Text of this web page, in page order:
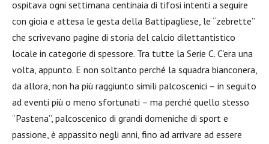
ospitava ogni settimana centinaia di tifosi intenti a seguire
con gioia e attesa le gesta della Battipagliese, le “zebrette”
che scrivevano pagine di storia del calcio dilettantistico
locale in categorie di spessore. Tra tutte la Serie C. C’era una
volta, appunto. E non soltanto perché la squadra bianconera,
da allora, non ha più raggiunto simili palcoscenici – in seguito
ad eventi più o meno sfortunati – ma perché quello stesso
“Pastena”, palcoscenico di grandi domeniche di sport e
passione, è appassito negli anni, fino ad arrivare ad essere